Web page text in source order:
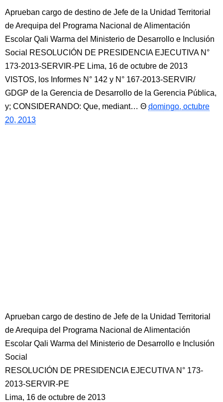
Aprueban cargo de destino de Jefe de la Unidad Territorial
de Arequipa del Programa Nacional de Alimentación
Escolar Qali Warma del Ministerio de Desarrollo e Inclusión
Social RESOLUCIÓN DE PRESIDENCIA EJECUTIVA N°
173-2013-SERVIR-PE Lima, 16 de octubre de 2013
VISTOS, los Informes N° 142 y N° 167-2013-SERVIR/
GDGP de la Gerencia de Desarrollo de la Gerencia Pública,
y; CONSIDERANDO: Que, mediant…
domingo, octubre
20, 2013
Aprueban cargo de destino de Jefe de la Unidad Territorial
de Arequipa del Programa Nacional de Alimentación
Escolar Qali Warma del Ministerio de Desarrollo e Inclusión
Social
RESOLUCIÓN DE PRESIDENCIA EJECUTIVA N° 173-
2013-SERVIR-PE
Lima, 16 de octubre de 2013